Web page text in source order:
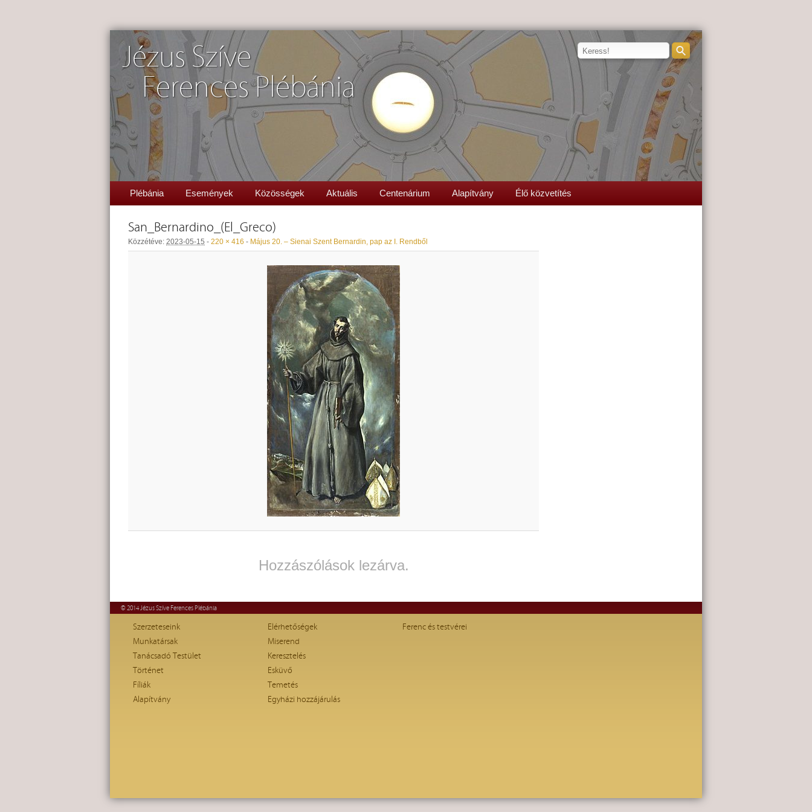
Jézus Szíve
Ferences Plébánia
Plébánia Események Közösségek Aktuális Centenárium Alapítvány Élő közvetítés
San_Bernardino_(El_Greco)
Közzétéve: 2023-05-15 - 220 × 416 - Május 20. – Sienai Szent Bernardin, pap az I. Rendből
Hozzászólások lezárva.
© 2014 Jézus Szíve Ferences Plébánia
Szerzeteseink
Munkatársak
Tanácsadó Testület
Történet
Fíliák
Alapítvány
Elérhetőségek
Miserend
Keresztelés
Esküvő
Temetés
Egyházi hozzájárulás
Ferenc és testvérei